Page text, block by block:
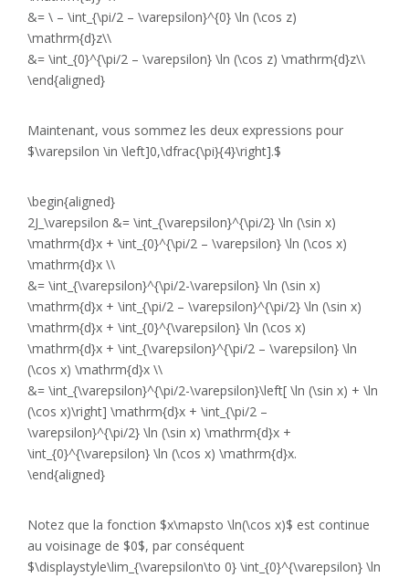
&= \ – \int_{\pi/2 – \varepsilon}^{0} \ln (\cos z)
\mathrm{d}z\\
&= \int_{0}^{\pi/2 – \varepsilon} \ln (\cos z) \mathrm{d}z\\
\end{aligned}
Maintenant, vous sommez les deux expressions pour
$\varepsilon \in \left]0,\dfrac{\pi}{4}\right].$
\begin{aligned}
2J_\varepsilon &= \int_{\varepsilon}^{\pi/2} \ln (\sin x)
\mathrm{d}x + \int_{0}^{\pi/2 – \varepsilon} \ln (\cos x)
\mathrm{d}x \\
&= \int_{\varepsilon}^{\pi/2-\varepsilon} \ln (\sin x)
\mathrm{d}x + \int_{\pi/2 – \varepsilon}^{\pi/2} \ln (\sin x)
\mathrm{d}x + \int_{0}^{\varepsilon} \ln (\cos x)
\mathrm{d}x + \int_{\varepsilon}^{\pi/2 – \varepsilon} \ln
(\cos x) \mathrm{d}x \\
&= \int_{\varepsilon}^{\pi/2-\varepsilon}\left[ \ln (\sin x) + \ln
(\cos x)\right] \mathrm{d}x + \int_{\pi/2 –
\varepsilon}^{\pi/2} \ln (\sin x) \mathrm{d}x +
\int_{0}^{\varepsilon} \ln (\cos x) \mathrm{d}x.
\end{aligned}
Notez que la fonction $x\mapsto \ln(\cos x)$ est continue
au voisinage de $0$, par conséquent
$\displaystyle\lim_{\varepsilon\to 0} \int_{0}^{\varepsilon} \ln